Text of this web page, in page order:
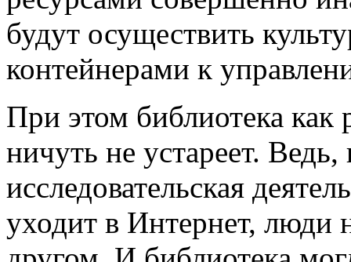
будут осуществить
контейнерами к
При этом библиотека
ничуть не устареет.
исследовательская
уходит в Интернет, люди